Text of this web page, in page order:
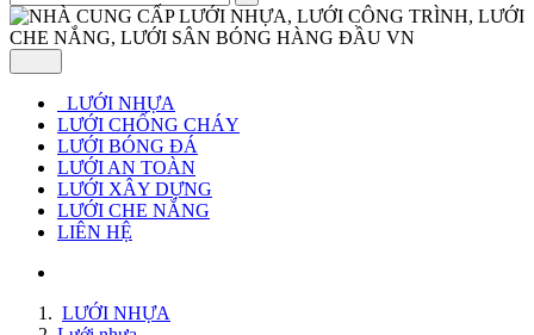
LƯỚI NHỰA
LƯỚI CHỐNG CHÁY
LƯỚI BÓNG ĐÁ
LƯỚI AN TOÀN
LƯỚI XÂY DỰNG
LƯỚI CHE NẮNG
LIÊN HỆ
LƯỚI NHỰA